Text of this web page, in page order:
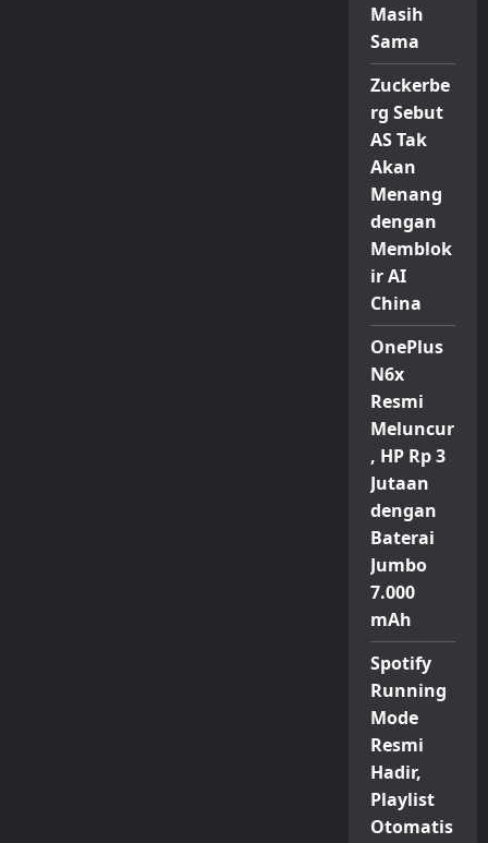
Masih
Sama
Zuckerbe
rg Sebut
AS Tak
Akan
Menang
dengan
Memblok
ir AI
China
OnePlus
N6x
Resmi
Meluncur
, HP Rp 3
Jutaan
dengan
Baterai
Jumbo
7.000
mAh
Spotify
Running
Mode
Resmi
Hadir,
Playlist
Otomatis